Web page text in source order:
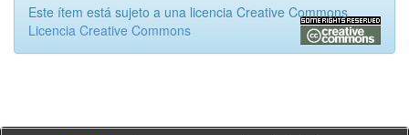
Este ítem está sujeto a una licencia Creative Commons
Licencia Creative Commons